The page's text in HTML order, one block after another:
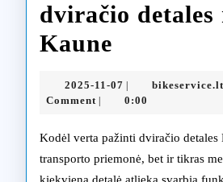
dviračio detales
Kaune
tinkamas
dviračio
detales
2025-11-07 2025-
11-
bikeservice.lt
Comment
0:00
Kodėl verta pažinti dviračio detales Dviratis – tai ne tik
transporto priemonė, bet ir tikras